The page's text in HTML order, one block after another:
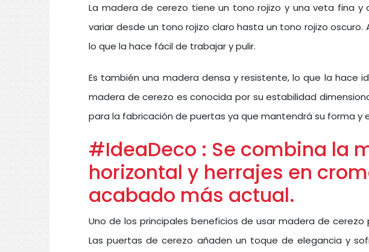
La madera de cerezo tiene un tono rojizo y una veta fina y
variar desde un tono rojizo claro hasta un tono rojizo oscuro.
lo que la hace fácil de trabajar y pulir.
Es también una madera densa y resistente, lo que la hace
madera de cerezo es conocida por su estabilidad
para la fabricación de puertas ya que mantendrá su forma y
#IdeaDeco : Se combina la
horizontal y herrajes en
acabado más actual.
Uno de los principales beneficios de usar madera de
Las puertas de cerezo añaden un toque de elegancia y